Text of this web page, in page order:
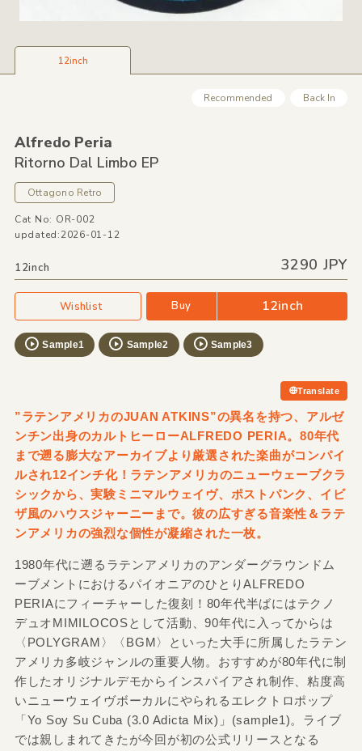
12inch
Recommended Back In
Alfredo Peria
Ritorno Dal Limbo EP
Ottagono Retro
Cat No: OR-002
updated:2026-01-12
12inch 3290 JPY
Wishlist Buy 12inch
Sample1 Sample2 Sample3
Translate
”ラテンアメリカのJUAN ATKINS”の異名を持つ、アルゼ
ンチン出身のカルトヒーローALFREDO PERIA。80年代
まで遡る膨大なアーカイブより厳選された楽曲がコンパイ
ルされ12インチ化！ラテンアメリカのニューウェーブクラ
シックから、実験ミニマルウェイヴ、ポストパンク、イビ
ザ風のハウスジャーニーまで。彼の広すぎる音楽性＆ラテ
ンアメリカの強烈な個性が凝縮された一枚。
1980年代に遡るラテンアメリカのアンダーグラウンドム
ーブメントにおけるパイオニアのひとりALFREDO
PERIAにフィーチャーした復刻！80年代半ばにはテクノ
デュオMIMILOCOSとして活動、90年代に入ってからは
〈POLYGRAM〉〈BGM〉といった大手に所属したラテン
アメリカ多岐ジャンルの重要人物。おすすめが80年代に制
作したオリジナルデモからインスパイアされ制作、粘度高
いニューウェイヴボーカルにやられるエレクトロポップ
「Yo Soy Su Cuba (3.0 Adicta Mix)」(sample1)。ライブ
では親しまれてきたが今回が初の公式リリースとなる